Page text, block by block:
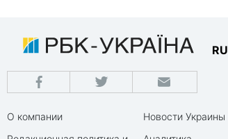
RU
О компании
Новости Украины